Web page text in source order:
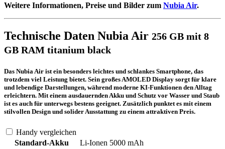
Weitere Informationen, Preise und Bilder zum Nubia Air.
Technische Daten Nubia Air 256 GB mit 8
GB RAM titanium black
Das Nubia Air ist ein besonders leichtes und schlankes Smartphone, das
trotzdem viel Leistung bietet. Sein großes AMOLED Display sorgt für klare
und lebendige Darstellungen, während moderne KI-Funktionen den Alltag
erleichtern. Mit einem ausdauernden Akku und Schutz vor Wasser und Staub
ist es auch für unterwegs bestens geeignet. Zusätzlich punktet es mit einem
stilvollen Design und solider Ausstattung zu einem attraktiven Preis.
Handy vergleichen
Standard-Akku
Li-Ionen 5000 mAh